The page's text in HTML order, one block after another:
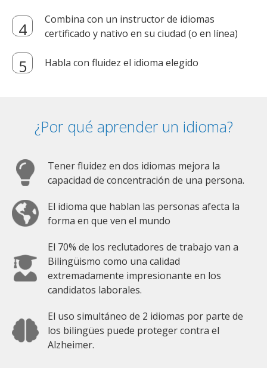
Combina con un instructor de idiomas
certificado y nativo en su ciudad (o en línea)
Habla con fluidez el idioma elegido
¿Por qué aprender un idioma?
Tener fluidez en dos idiomas mejora la
capacidad de concentración de una persona.
El idioma que hablan las personas afecta la
forma en que ven el mundo
El 70% de los reclutadores de trabajo van a
Bilingüismo como una calidad
extremadamente impresionante en los
candidatos laborales.
El uso simultáneo de 2 idiomas por parte de
los bilingües puede proteger contra el
Alzheimer.